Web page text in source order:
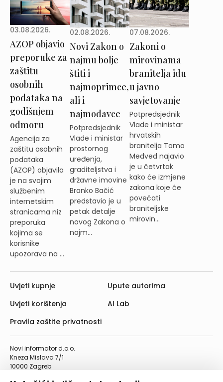
03.08.2026.
AZOP objavio
preporuke za
zaštitu
osobnih
podataka na
godišnjem
odmoru
Agencija za
zaštitu osobnih
podataka
(AZOP) objavila
je na svojim
službenim
internetskim
stranicama niz
preporuka
kojima se
korisnike
upozorava na ...
02.08.2026.
Novi Zakon o
najmu bolje
štiti i
najmoprimce,
ali i
najmodavce
Potpredsjednik
Vlade i ministar
prostornog
uređenja,
graditeljstva i
državne imovine
Branko Bačić
predstavio je u
petak detalje
novog Zakona o
najm...
07.08.2026.
Zakoni o
mirovinama
branitelja idu
u javno
savjetovanje
Potpredsjednik
Vlade i ministar
hrvatskih
branitelja Tomo
Medved najavio
je u četvrtak
kako će izmjene
zakona koje će
povećati
braniteljske
mirovin...
Novi informator d.o.o.
Kneza Mislava 7/1
10000 Zagreb
Uvjeti kupnje
Uvjeti korištenja
Pravila zaštite privatnosti
Upute autorima
AI Lab